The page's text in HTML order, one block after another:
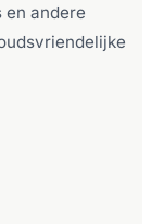
en andere